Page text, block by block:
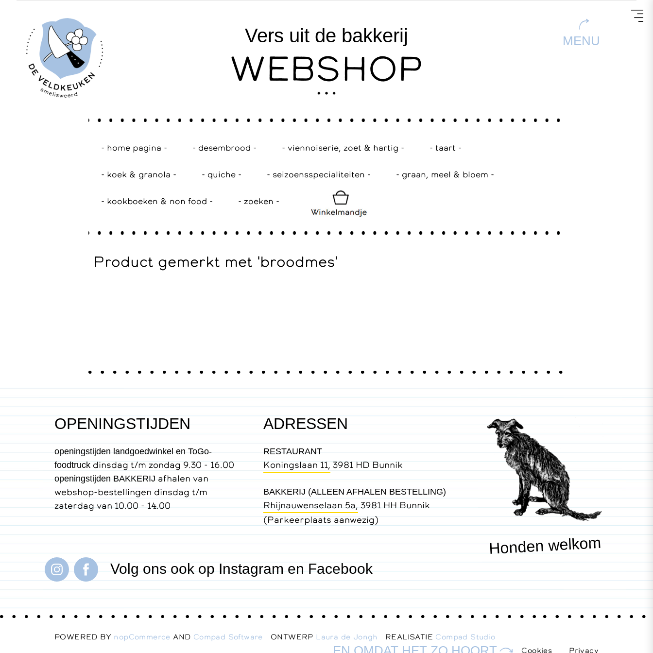
MENU
Vers uit de bakkerij
WEBSHOP
- home pagina - - desembrood - - viennoiserie, zoet & hartig - - taart -
- koek & granola - - quiche - - seizoensspecialiteiten - - graan, meel & bloem -
- kookboeken & non food - - zoeken -
Product gemerkt met 'broodmes'
OPENINGSTIJDEN
openingstijden landgoedwinkel en ToGo-
foodtruck dinsdag t/m zondag 9.30 - 16.00
openingstijden BAKKERIJafhalen van
webshop-bestellingen dinsdag t/m
zaterdag van 10.00 - 14.00
ADRESSEN
RESTAURANT
Koningslaan 11, 3981 HD Bunnik
BAKKERIJ (ALLEEN AFHALEN BESTELLING)
Rhijnauwenselaan 5a, 3981 HH Bunnik
(Parkeerplaats aanwezig)
Honden welkom
Volg ons ook op Instagram en Facebook
Cookies Privacy
POWERED BY nopCommerce AND Compad SoftwareONTWERP Laura de Jongh REALISATIE Compad Studio